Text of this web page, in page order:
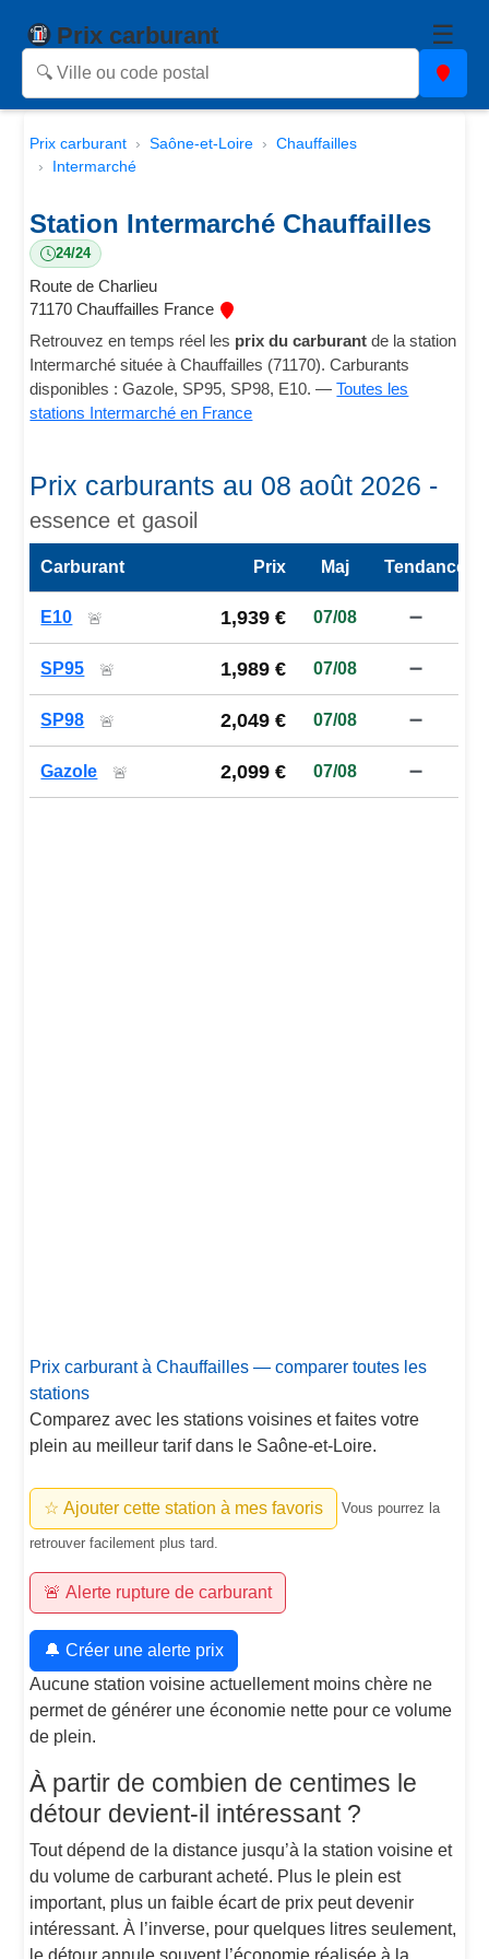
Prix carburant ☰
Prix carburant Saône-et-Loire
Chauffailles
Intermarché
Station Intermarché Chauffailles
24/24
Route de Charlieu
71170 Chauffailles France
Retrouvez en temps réel les prix du carburant de la station
Intermarché située à Chauffailles (71170). Carburants
disponibles : Gazole, SP95, SP98, E10. —Toutes les
stations Intermarché en France
Prix carburants au 08 août 2026 -
essence et gasoil
Carburant Prix Maj Tendance
E10 🚨 1,939 € 07/08 ➖
SP95 🚨 1,989 € 07/08 ➖
SP98 🚨 2,049 € 07/08 ➖
Gazole 🚨 2,099 € 07/08 ➖
Prix carburant à Chauffailles — comparer toutes les
stations
Comparez avec les stations voisines et faites votre
plein au meilleur tarif dans le Saône-et-Loire.
☆ Ajouter cette station à mes favoris Vous pourrez la
retrouver facilement plus tard.
🚨 Alerte rupture de carburant
🔔 Créer une alerte prix
Aucune station voisine actuellement moins chère ne
permet de générer une économie nette pour ce volume
de plein.
À partir de combien de centimes le
détour devient-il intéressant ?
Tout dépend de la distance jusqu’à la station voisine et
du volume de carburant acheté. Plus le plein est
important, plus un faible écart de prix peut devenir
intéressant. À l’inverse, pour quelques litres seulement,
le détour annule souvent l’économie réalisée à la